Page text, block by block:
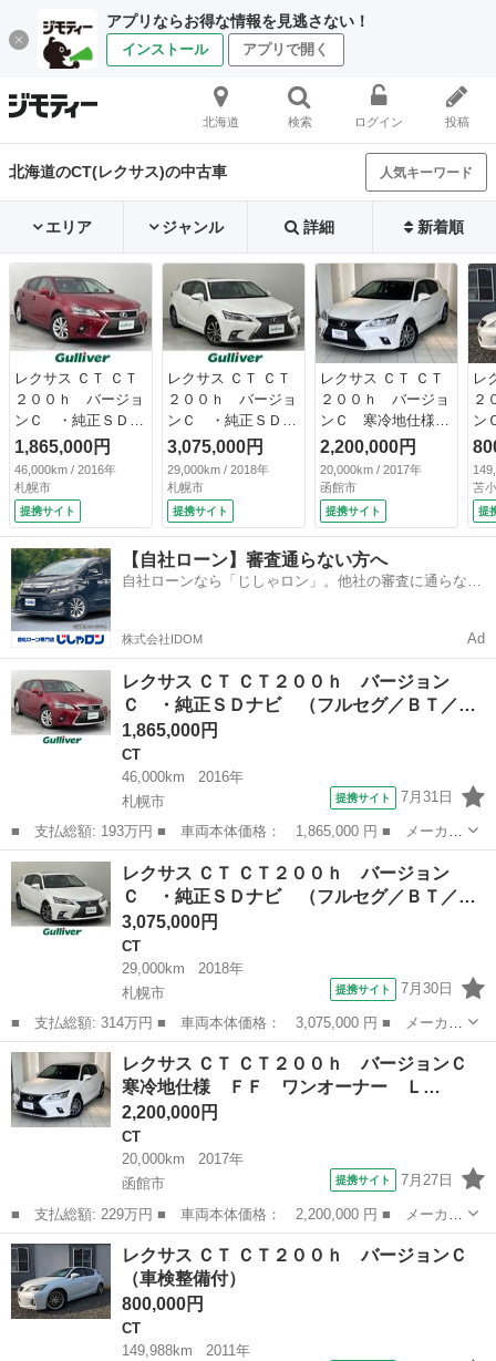
アプリならお得な情報を見逃さない！
インストール アプリで開く
北海道 検索 ログイン 投稿
北海道のCT(レクサス)の中古車 人気キーワード
エリア ジャンル 詳細 新着順
レクサス ＣＴ ＣＴ
２００ｈ バージョ
ンＣ ・純正ＳＤナ
ビ （フルセグ／Ｂ
Ｔ／ＣＤ／ｉＰｏｄ
／ＡＵＸ／ＵＳ
Ｂ）・バックカメ
ラ・純正ビルトイン
ＥＴＣ・レーダー探
知機一体型社外前方
ドライブレコーダ
ー （ＣＢ－Ｒ０
１）・クルーズコン
トロール （検9.1）
1,865,000円
46,000km / 2016年
札幌市
提携サイト
レクサス ＣＴ ＣＴ
２００ｈ バージョ
ンＣ ・純正ＳＤナ
ビ （フルセグ／Ｂ
Ｔ／ＣＤ／ＤＶＤ／
Ｂｌｕ－ｒａｙ／Ｓ
Ｄ／ＡＵＸ／ＵＳ
Ｂ）・バックカメ
ラ・サンルーフ・純
正エンジンスタータ
ー・純正ＥＴＣ２．
ズコントロール・
3,075,000円
29,000km / 2018年
札幌市
提携サイト
レクサス ＣＴ ＣＴ
２００ｈ バージョ
ンＣ 寒冷地仕様
ＦＦ ワンオーナ
ー ＬＥＤヘッドラ
ンプ （なし）
2,200,000円
20,000km / 2017年
函館市
提携サイト
レ
２
ン
付
苫
提
【自社ローン】審査通らない方へ
自社ローンなら「じしゃロン」。他社の審査に通らなか
株式会社IDOM Ad
レクサス ＣＴ ＣＴ２００ｈ バージョン
Ｃ ・純正ＳＤナビ （フルセグ／ＢＴ／…
1,865,000円
CT
46,000km
2016年
札幌市
提携サイト 7月31日
■ 支払総額: 193万円 ■ 車両本体価格： 1,865,000 円 ■ メーカー
名： レクサス ■ 車種名： ＣＴ ■ グレード名： ＣＴ２００
ｈ バージョンＣ ・純正ＳＤナビ （フルセグ／ＢＴ／ＣＤ／ｉＰ
ｏｄ／ＡＵＸ...
北海道 札幌市 CT
レクサス ＣＴ ＣＴ２００ｈ バージョン
Ｃ ・純正ＳＤナビ （フルセグ／ＢＴ／…
3,075,000円
CT
29,000km
2018年
札幌市
提携サイト 7月30日
■ 支払総額: 314万円 ■ 車両本体価格： 3,075,000 円 ■ メーカー
名： レクサス ■ 車種名： ＣＴ ■ グレード名： ＣＴ２００
ｈ バージョンＣ ・純正ＳＤナビ （フルセグ／ＢＴ／ＣＤ／ＤＶ
Ｄ／Ｂｌｕ－...
北海道 札幌市 CT
レクサス ＣＴ ＣＴ２００ｈ バージョンＣ
寒冷地仕様 ＦＦ ワンオーナー Ｌ…
2,200,000円
CT
20,000km
2017年
函館市
提携サイト 7月27日
■ 支払総額: 229万円 ■ 車両本体価格： 2,200,000 円 ■ メーカー
名： レクサス ■ 車種名： ＣＴ ■ グレード名： ＣＴ２００
ｈ バージョンＣ 寒冷地仕様 ＦＦ ワンオーナー ＬＥＤヘッド
ランプ ■ ...
北海道 函館市 CT
レクサス ＣＴ ＣＴ２００ｈ バージョンＣ
（車検整備付）
800,000円
CT
149,988km
2011年